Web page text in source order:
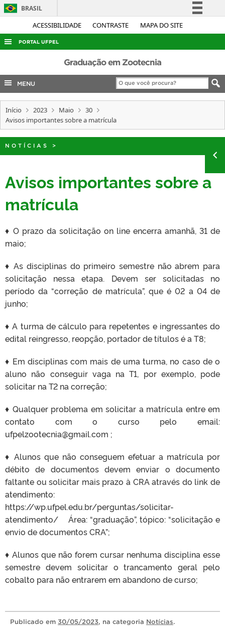
ACESSIBILIDADE CONTRASTE MAPA DO SITE
BRASIL
Simplifique!
Legislação
Canais
PORTAL UFPEL
ACESSO À INFORMAÇÃO
AUDITORIA
COBALTO
CONCURSOS
INTERNACIONAL
PORTARIAS
Graduação em Zootecnia
MENU
Início 2023 Maio
30
Avisos importantes sobre a matrícula
NOTÍCIAS >
Avisos importantes sobre a
matrícula
♦ O prazo da solicitação on line encerra amanhã, 31 de
maio;
♦ As disciplinas do primeiro semestre não abrem para
solicitação nessa etapa. Devem ser solicitadas no
período da “correção de matrícula”, que é 02 a 04 de
junho;
♦ A turma de cálculo para repetentes e ingressantes do
edital reingresso, reopção, portador de títulos é a T8;
♦ Em disciplinas com mais de uma turma, no caso de o
aluno não conseguir vaga na T1, por exemplo, pode
solicitar na T2 na correção;
♦ Qualquer problema em solicitar a matrícula entre em
contato com o curso pelo email:
ufpelzootecnia@gmail.com ;
♦ Alunos que não conseguem efetuar a matrícula por
débito de documentos devem enviar o documento
faltante ou solicitar mais prazo à CRA através do link de
atendimento:
https://wp.ufpel.edu.br/perguntas/solicitar-
atendimento/ Área: “graduação”, tópico: “solicitação e
envio de documentos CRA”;
♦ Alunos que não forem cursar nenhuma disciplina esse
semestre devem solicitar o trancamento geral pelo
cobalto para não entrarem em abandono de curso;
Publicado em 30/05/2023, na categoria Notícias.